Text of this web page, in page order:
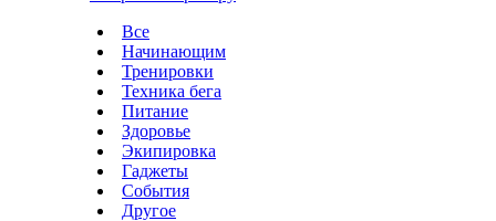
Все
Начинающим
Тренировки
Техника бега
Питание
Здоровье
Экипировка
Гаджеты
События
Другое